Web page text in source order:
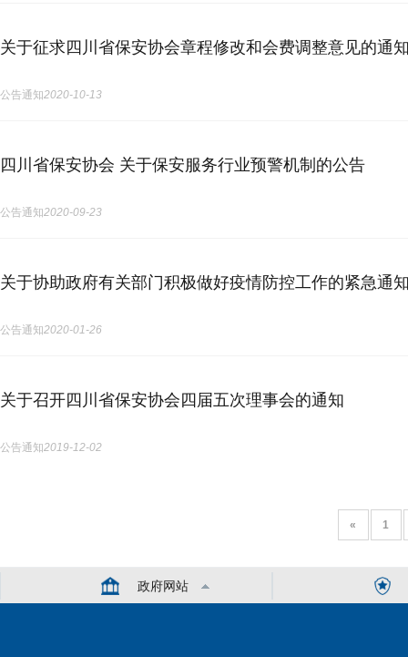
关于征求四川省保安协会章程修改和会费调整意见的通
公告通知2020-10-13
四川省保安协会 关于保安服务行业预警机制的公告
公告通知2020-09-23
关于协助政府有关部门积极做好疫情防控工作的紧急通
公告通知2020-01-26
关于召开四川省保安协会四届五次理事会的通知
公告通知2019-12-02
« 1
政府网站